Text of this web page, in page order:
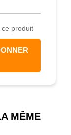
ce produit
MÊME